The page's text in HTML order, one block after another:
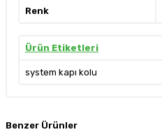
Renk
Ürün Etiketleri
system kapı kolu
Benzer Ürünler